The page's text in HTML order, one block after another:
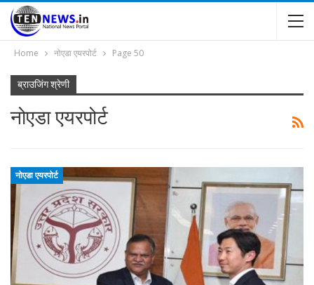
Home नोएडा एयरपोर्ट Page 50
ब्राउजिंग श्रेणी
नोएडा एयरपोर्ट
नोएडा एयरपोर्ट